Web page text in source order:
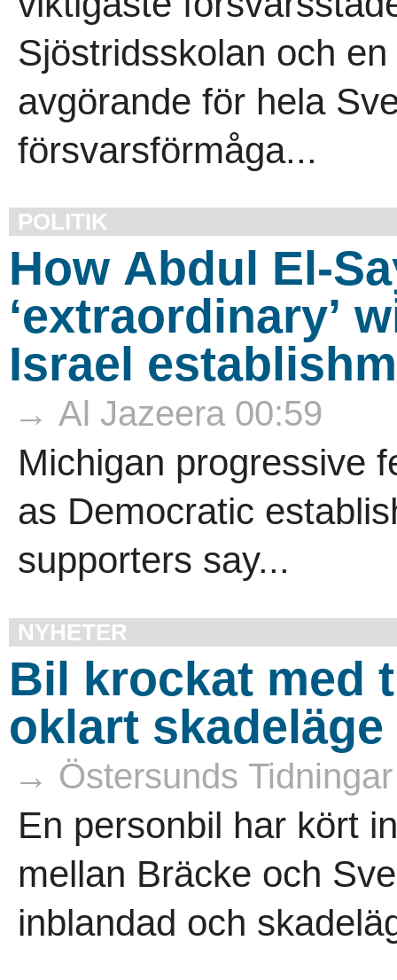
Sjöstridsskolan och
avgörande för hela
försvarsförmåga...
POLITIK
How Abdul El-
‘extraordinary’
Israel
→ Al Jazeera 00:59
Michigan progressive
as Democratic
supporters say...
NYHETER
Bil krockat med
oklart skadeläge
→ Östersunds
En personbil har kört
mellan Bräcke och
inblandad och